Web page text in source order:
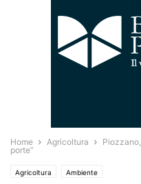
Home Agricoltura
porte”
Agricoltura Ambiente